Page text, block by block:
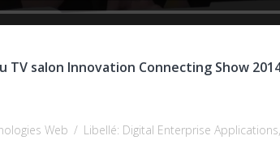
TV salon Innovation Connecting Show
Web / Libellé: Digital Enterprise Applications,